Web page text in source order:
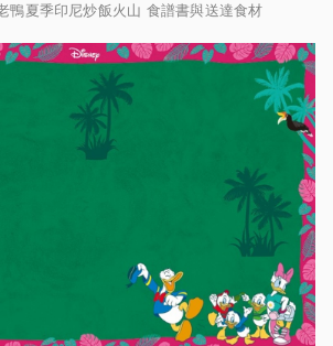
夏季印尼炒飯火山 食譜書與送達食材